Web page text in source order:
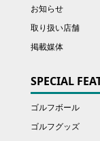
お知らせ
取り扱い店舗
掲載媒体
SPECIAL
ゴルフボール
ゴルフグッズ